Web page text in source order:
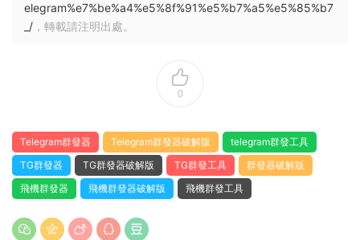
elegram%e7%be%a4%e5%8f%91%e5%b7%a5%e5%85%b7
_/ ，轉載請注明出處。
0
Telegram群發器 Telegram群發器破解版
telegram群發工具
TG群發器
TG群發器破解版 TG群發工具
群發器破解版
飛機群發器
飛機群發器破解版 飛機群發工具